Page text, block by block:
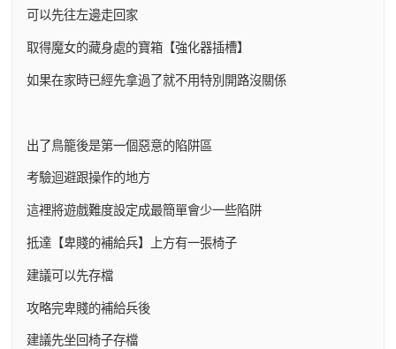
可以先往左邊走回家
取得魔女的藏身處的寶箱【強化器插槽】
如果在家時已經先拿過了就不用特別開路沒關係
出了鳥籠後是第一個惡意的陷阱區
考驗迴避跟操作的地方
這裡將遊戲難度設定成最簡單會少一些陷阱
抵達【卑賤的補給兵】上方有一張椅子
建議可以先存檔
攻略完卑賤的補給兵後
建議先坐回椅子存檔